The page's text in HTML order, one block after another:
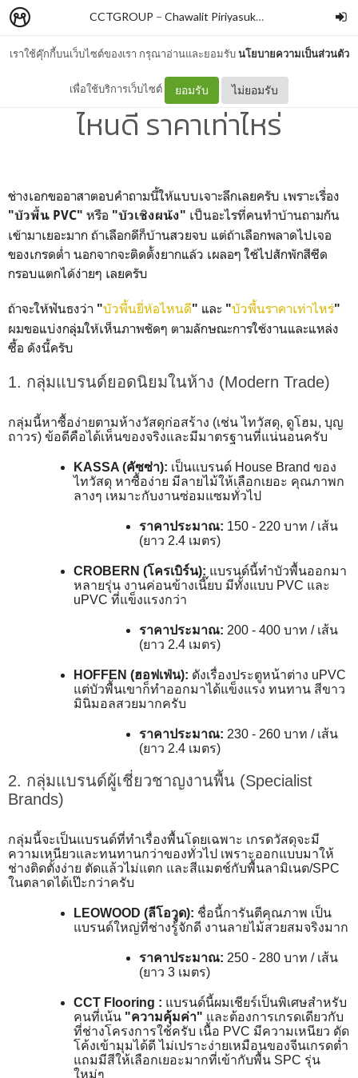
เราใช้คุ๊กกี้บนเว็บไซต์ของเรา กรุณาอ่านและยอมรับนโยบายความเป็นส่วนตัว
เพื่อใช้บริการเว็บไซต์ ยอมรับ ไม่ยอมรับ
CCTGROUP – Chawalit Piriyasuksomboon
บัวพื้น PVC บัวเชิงผนัง ยี่ห้อ
ไหนดี ราคาเท่าไหร่
ช่างเอกขออาสาตอบคำถามนี้ให้แบบเจาะลึกเลยครับ เพราะเรื่อง
"บัวพื้น PVC" หรือ "บัวเชิงผนัง" เป็นอะไรที่คนทำบ้านถามกัน
เข้ามาเยอะมาก ถ้าเลือกดีก็บ้านสวยจบ แต่ถ้าเลือกพลาดไปเจอ
ของเกรดต่ำ นอกจากจะติดตั้งยากแล้ว เผลอๆ ใช้ไปสักพักสีซีด
กรอบแตกได้ง่ายๆ เลยครับ
ถ้าจะให้ฟันธงว่า "บัวพื้นยี่ห้อไหนดี" และ "บัวพื้นราคาเท่าไหร่"
ผมขอแบ่งกลุ่มให้เห็นภาพชัดๆ ตามลักษณะการใช้งานและแหล่ง
ซื้อ ดังนี้ครับ
1. กลุ่มแบรนด์ยอดนิยมในห้าง (Modern Trade)
กลุ่มนี้หาซื้อง่ายตามห้างวัสดุก่อสร้าง (เช่น ไทวัสดุ, ดูโฮม, บุญ
ถาวร) ข้อดีคือได้เห็นของจริงและมีมาตรฐานที่แน่นอนครับ
KASSA (คัซซ่า): เป็นแบรนด์ House Brand ของ
ไทวัสดุ หาซื้อง่าย มีลายไม้ให้เลือกเยอะ คุณภาพก
ลางๆ เหมาะกับงานซ่อมแซมทั่วไป
ราคาประมาณ: 150 - 220 บาท / เส้น
(ยาว 2.4 เมตร)
CROBERN (โครเบิร์น): แบรนด์นี้ทำบัวพื้นออกมา
หลายรุ่น งานค่อนข้างเนี๊ยบ มีทั้งแบบ PVC และ
uPVC ที่แข็งแรงกว่า
ราคาประมาณ: 200 - 400 บาท / เส้น
(ยาว 2.4 เมตร)
HOFFEN (ฮอฟเฟ่น): ดังเรื่องประตูหน้าต่าง uPVC
แต่บัวพื้นเขาก็ทำออกมาได้แข็งแรง ทนทาน สีขาว
มินิมอลสวยมากครับ
ราคาประมาณ: 230 - 260 บาท / เส้น
(ยาว 2.4 เมตร)
2. กลุ่มแบรนด์ผู้เชี่ยวชาญงานพื้น (Specialist
Brands)
กลุ่มนี้จะเป็นแบรนด์ที่ทำเรื่องพื้นโดยเฉพาะ เกรดวัสดุจะมี
ความเหนียวและทนทานกว่าของทั่วไป เพราะออกแบบมาให้
ช่างติดตั้งง่าย ตัดแล้วไม่แตก และสีแมตช์กับพื้นลามิเนต/SPC
ในตลาดได้เป๊ะกว่าครับ
LEOWOOD (ลีโอวูด): ชื่อนี้การันตีคุณภาพ เป็น
แบรนด์ใหญ่ที่ช่างรู้จักดี งานลายไม้สวยสมจริงมาก
ราคาประมาณ: 250 - 280 บาท / เส้น
(ยาว 3 เมตร)
CCT Flooring : แบรนด์นี้ผมเชียร์เป็นพิเศษสำหรับ
คนที่เน้น "ความคุ้มค่า" และต้องการเกรดเดียวกับ
ที่ช่างโครงการใช้ครับ เนื้อ PVC มีความเหนียว ดัด
โค้งเข้ามุมได้ดี ไม่เปราะง่ายเหมือนของจีนเกรดต่ำ
แถมมีสีให้เลือกเยอะมากที่เข้ากับพื้น SPC รุ่น
ใหม่ๆ